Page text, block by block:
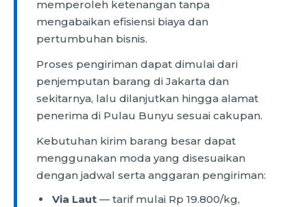
memperoleh ketenangan tanpa
mengabaikan efisiensi biaya dan
pertumbuhan bisnis.
Proses pengiriman dapat dimulai dari
penjemputan barang di Jakarta dan
sekitarnya, lalu dilanjutkan hingga alamat
penerima di Pulau Bunyu sesuai cakupan.
Kebutuhan kirim barang besar dapat
menggunakan moda yang disesuaikan
dengan jadwal serta anggaran pengiriman:
Via Laut — tarif mulai Rp 19.800/kg,